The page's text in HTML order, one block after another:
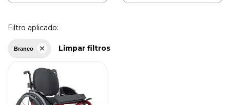
Filtro aplicado:
Branco Limpar filtros